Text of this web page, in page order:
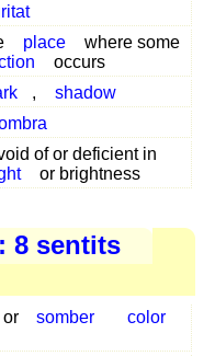
place
where some
occurs
,
shadow
of or deficient in
or brightness
8 sentits
or somber
color